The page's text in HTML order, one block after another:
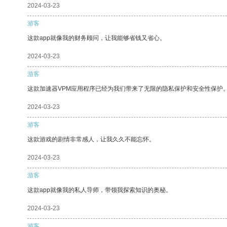
2024-03-23
游客
这款app就像我的财务顾问，让我能够省钱又省心。
2024-03-23
游客
这款加速器VPM应用程序已经为我们带来了无限的隐私保护和安全性保护
2024-03-23
游客
这款游戏的剧情非常感人，让我久久不能忘怀。
2024-03-23
游客
这款app就像我的私人导师，带领我探索知识的奥秘。
2024-03-23